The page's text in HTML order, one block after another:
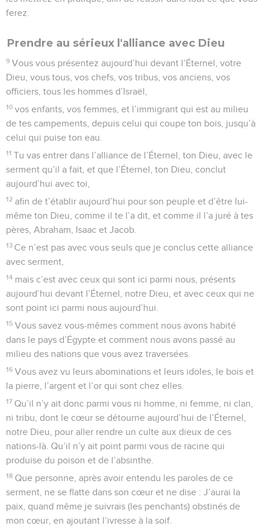
ferez.
Prendre au sérieux l'alliance avec Dieu
9 Vous vous présentez aujourd’hui devant l’Éternel, votre
Dieu, vous tous, vos chefs, vos tribus, vos anciens, vos
officiers, tous les hommes d’Israël,
10 vos enfants, vos femmes, et l’immigrant qui est au milieu
de tes campements, depuis celui qui coupe ton bois, jusqu’à
celui qui puise ton eau.
11 Tu vas entrer dans l’alliance de l’Éternel, ton Dieu, avec le
serment qu’il a fait, et que l’Éternel, ton Dieu, conclut
aujourd’hui avec toi,
12 afin de t’établir aujourd’hui pour son peuple et d’être lui-
même ton Dieu, comme il te l’a dit, et comme il l’a juré à tes
pères, Abraham, Isaac et Jacob.
13 Ce n’est pas avec vous seuls que je conclus cette alliance
avec serment,
14 mais c’est avec ceux qui sont ici parmi nous, présents
aujourd’hui devant l’Éternel, notre Dieu, et avec ceux qui ne
sont point ici parmi nous aujourd’hui.
15 Vous savez vous-mêmes comment nous avons habité
dans le pays d’Égypte et comment nous avons passé au
milieu des nations que vous avez traversées.
16 Vous avez vu leurs abominations et leurs idoles, le bois et
la pierre, l’argent et l’or qui sont chez elles.
17 Qu’il n’y ait donc parmi vous ni homme, ni femme, ni clan,
ni tribu, dont le cœur se détourne aujourd’hui de l’Éternel,
notre Dieu, pour aller rendre un culte aux dieux de ces
nations-là. Qu’il n’y ait point parmi vous de racine qui
produise du poison et de l’absinthe.
18 Que personne, après avoir entendu les paroles de ce
serment, ne se flatte dans son cœur et ne dise : J’aurai la
paix, quand même je suivrais (les penchants) obstinés de
mon cœur, en ajoutant l’ivresse à la soif.